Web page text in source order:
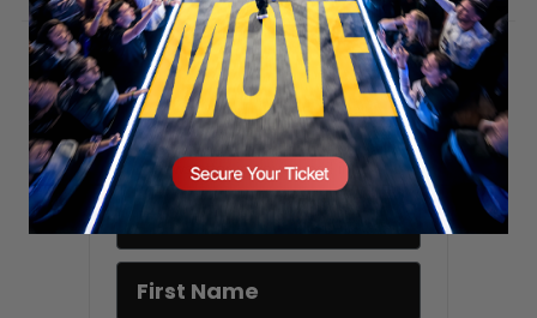
Stay updated!
Sign up here to receive VT's daily
newsletter in your email inbox.